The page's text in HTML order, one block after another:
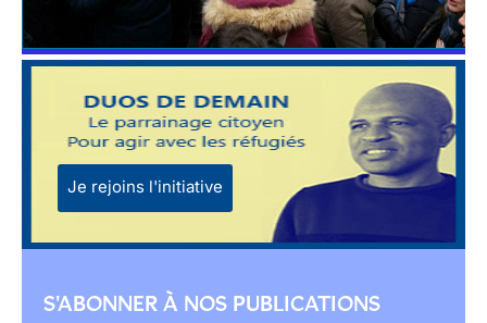
Je rejoins l'initiative
S'ABONNER À NOS PUBLICATIONS